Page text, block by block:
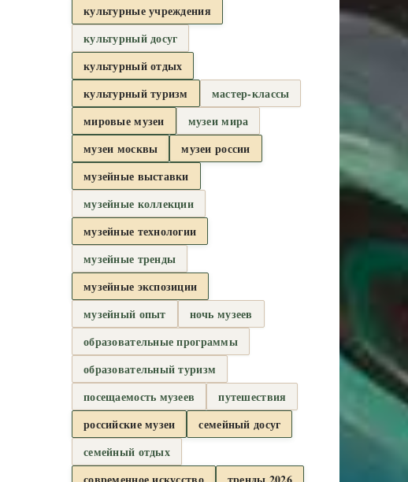
культурные учреждения
культурный досуг
культурный отдых
культурный туризм
мастер-классы
мировые музеи
музеи мира
музеи москвы
музеи россии
музейные выставки
музейные коллекции
музейные технологии
музейные тренды
музейные экспозиции
музейный опыт
ночь музеев
образовательные программы
образовательный туризм
посещаемость музеев
путешествия
российские музеи
семейный досуг
семейный отдых